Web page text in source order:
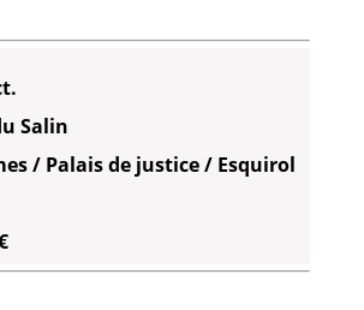
Salin
/ Palais de justice / Esquirol